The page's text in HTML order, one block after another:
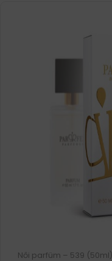
Női parfüm – 539 (50ml)